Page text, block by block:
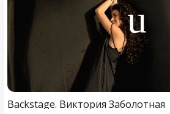
Backstage. Виктория Заболотная